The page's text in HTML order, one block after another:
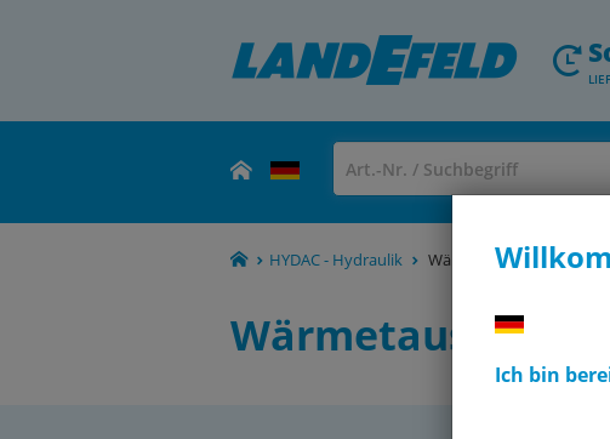
Ich bin
HYDAC - Hydraulik Wärmetauscher, Kühler
Wärmetauscher,